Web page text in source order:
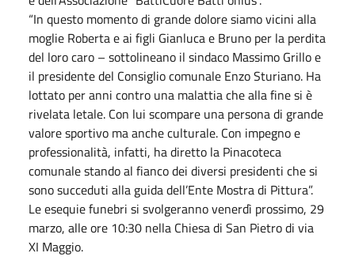
“In questo momento di grande dolore siamo vicini alla
moglie Roberta e ai figli Gianluca e Bruno per la perdita
del loro caro – sottolineano il sindaco Massimo Grillo e
il presidente del Consiglio comunale Enzo Sturiano. Ha
lottato per anni contro una malattia che alla fine si è
rivelata letale. Con lui scompare una persona di grande
valore sportivo ma anche culturale. Con impegno e
professionalità, infatti, ha diretto la Pinacoteca
comunale stando al fianco dei diversi presidenti che si
sono succeduti alla guida dell’Ente Mostra di Pittura”.
Le esequie funebri si svolgeranno venerdì prossimo, 29
marzo, alle ore 10:30 nella Chiesa di San Pietro di via
XI Maggio.